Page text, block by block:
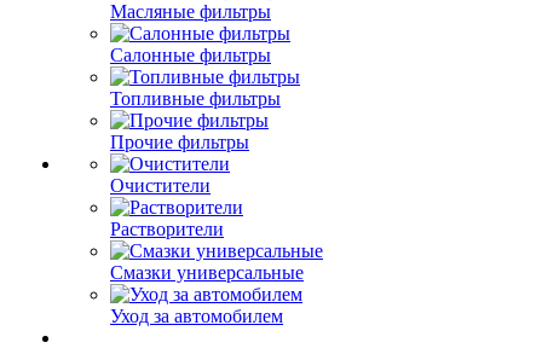
Масляные фильтры
Салонные фильтры
Топливные фильтры
Прочие фильтры
Очистители
Растворители
Смазки универсальные
Уход за автомобилем